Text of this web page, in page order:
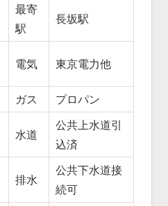
最寄
駅
長坂駅
電気 東京電力他
ガス
プロパン
水道
公共上水道引
込済
排水
公共下水道接
続可